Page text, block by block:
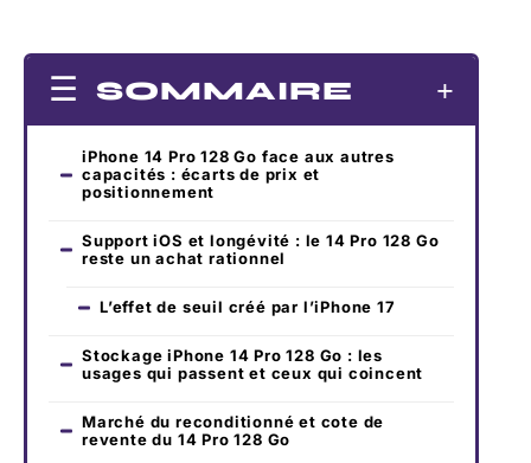
SOMMAIRE
iPhone 14 Pro 128 Go face aux autres
capacités : écarts de prix et
positionnement
Support iOS et longévité : le 14 Pro 128 Go
reste un achat rationnel
L’effet de seuil créé par l’iPhone 17
Stockage iPhone 14 Pro 128 Go : les
usages qui passent et ceux qui coincent
Marché du reconditionné et cote de
revente du 14 Pro 128 Go